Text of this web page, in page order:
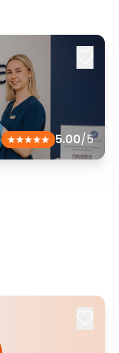
5.00/5